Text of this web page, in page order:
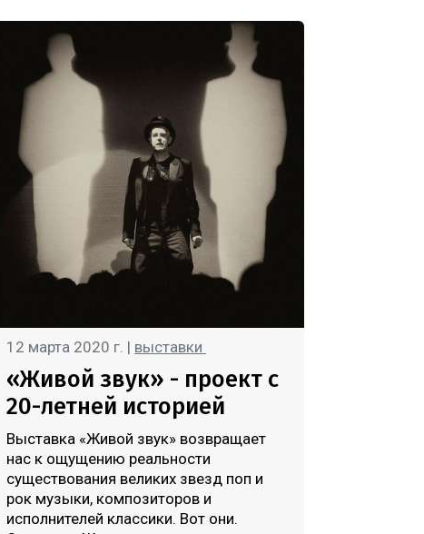
12 марта 2020 г. | выставки
«Живой звук» - проект с
20-летней историей
Выставка «Живой звук» возвращает
нас к ощущению реальности
существования великих звезд поп и
рок музыки, композиторов и
исполнителей классики. Вот они.